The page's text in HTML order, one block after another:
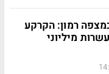
במצפה רמון: הקרקע
מיליוני